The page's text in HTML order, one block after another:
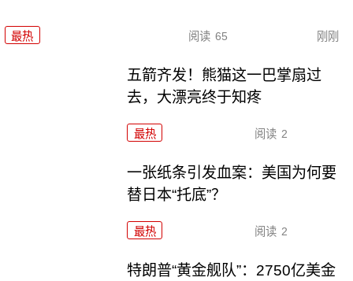
最热 阅读 65 刚刚
五箭齐发！熊猫这一巴掌扇过
去，大漂亮终于知疼
最热 阅读 2
一张纸条引发血案：美国为何要
替日本“托底”？
最热 阅读 2
特朗普“黄金舰队”：2750亿美金